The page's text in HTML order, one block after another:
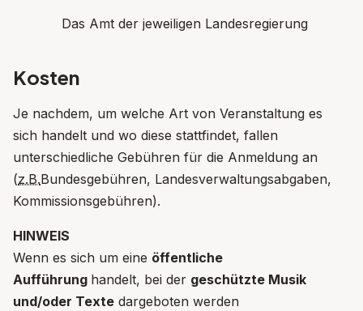
Das Amt der jeweiligen Landesregierung
Kosten
Je nachdem, um welche Art von Veranstaltung es
sich handelt und wo diese stattfindet, fallen
unterschiedliche Gebühren für die Anmeldung an
(z.B.Bundesgebühren, Landesverwaltungsabgaben,
Kommissionsgebühren).
HINWEIS
Wenn es sich um eine öffentliche
Aufführung handelt, bei der geschützte Musik
und/oder Texte dargeboten werden